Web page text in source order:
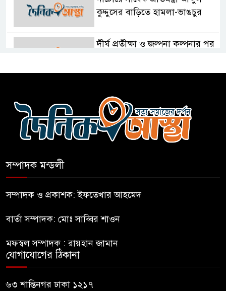
কুদ্দুসের বাড়িতে হামলা-ভাঙচুর
দীর্ঘ প্রতীক্ষা ও জল্পনা কল্পনার পর
ফুলবাড়িয়া জামায়াতের আমীরসহ
কারাগারে-৩
নতুন আশা’র কক্সবাজার ব্যুরো
দিলো প্রশাসন
আটক-১
সম্পাদক মন্ডলী
সম্পাদক ও প্রকাশক: ইফতেখার আহমেদ
বার্তা সম্পাদক: মোঃ সাব্বির শাওন
মফস্বল সম্পাদক : রায়হান জামান
যোগাযোগের ঠিকানা
৬৩ শান্তিনগর ঢাকা ১২১৭